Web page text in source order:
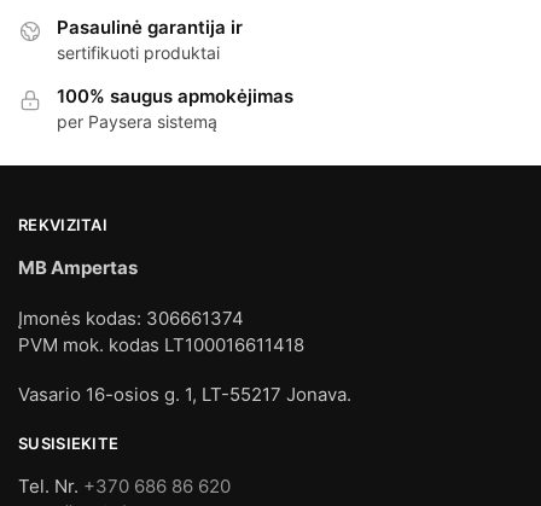
Pasaulinė garantija ir
sertifikuoti produktai
100% saugus apmokėjimas
per Paysera sistemą
REKVIZITAI
MB Ampertas
Įmonės kodas: 306661374
PVM mok. kodas LT100016611418
Vasario 16-osios g. 1, LT-55217 Jonava.
SUSISIEKITE
Tel. Nr. +370 686 86 620